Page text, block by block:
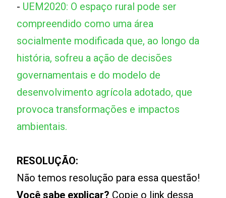
- UEM2020: O espaço rural pode ser
compreendido como uma área
socialmente modificada que, ao longo da
história, sofreu a ação de decisões
governamentais e do modelo de
desenvolvimento agrícola adotado, que
provoca transformações e impactos
ambientais.
RESOLUÇÃO:
Não temos resolução para essa questão!
Você sabe explicar? Copie o link dessa